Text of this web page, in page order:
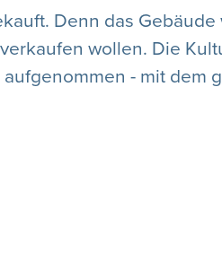
Denn das Gebäude
wollen. Die
- mit dem